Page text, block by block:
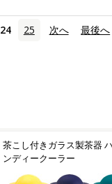
24 25 次へ 最後へ
焙烙（ほうろく）で手軽に
お茶を焙煎！